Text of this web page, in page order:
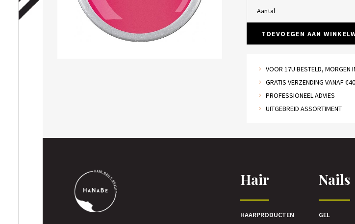
Aantal
TOEVOEGEN AAN
VOOR 17U BESTELD, MORGEN
GRATIS VERZENDING VANAF €40
PROFESSIONEEL ADVIES
UITGEBREID ASSORTIMENT
Hair
HAARPRODUCTEN
Nails
GEL